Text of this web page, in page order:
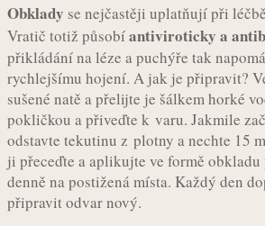
Obklady se nejčastěji uplatňují při
Vratič totiž působíantiviroticky a
přikládání na léze a puchýře tak
rychlejšímu hojení. A jak je připravit?
sušené natě a přelijte je šálkem horké
pokličkou a přiveďte k varu. Jakmile
odstavte tekutinu z plotny a nechte 15
ji přeceďte a aplikujte ve formě
denně na postižená místa. Každý den
připravit odvar nový.